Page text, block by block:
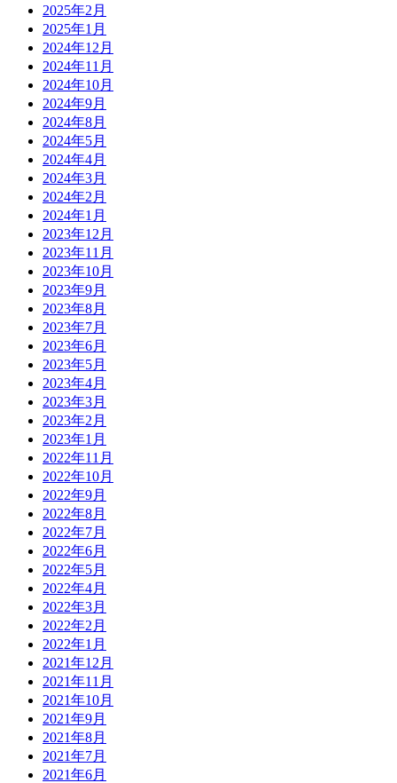
2025年2月
2025年1月
2024年12月
2024年11月
2024年10月
2024年9月
2024年8月
2024年5月
2024年4月
2024年3月
2024年2月
2024年1月
2023年12月
2023年11月
2023年10月
2023年9月
2023年8月
2023年7月
2023年6月
2023年5月
2023年4月
2023年3月
2023年2月
2023年1月
2022年11月
2022年10月
2022年9月
2022年8月
2022年7月
2022年6月
2022年5月
2022年4月
2022年3月
2022年2月
2022年1月
2021年12月
2021年11月
2021年10月
2021年9月
2021年8月
2021年7月
2021年6月